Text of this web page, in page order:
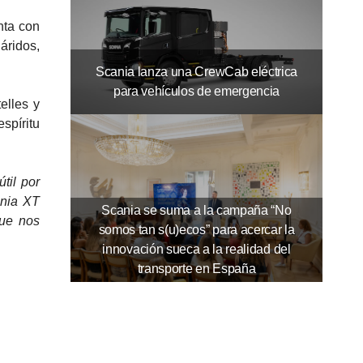
con
y
por
XT
nos
Scania lanza una CrewCab eléctrica
para vehículos de emergencia
Scania se suma a la campaña “No
somos tan s(u)ecos” para acercar la
innovación sueca a la realidad del
transporte en España